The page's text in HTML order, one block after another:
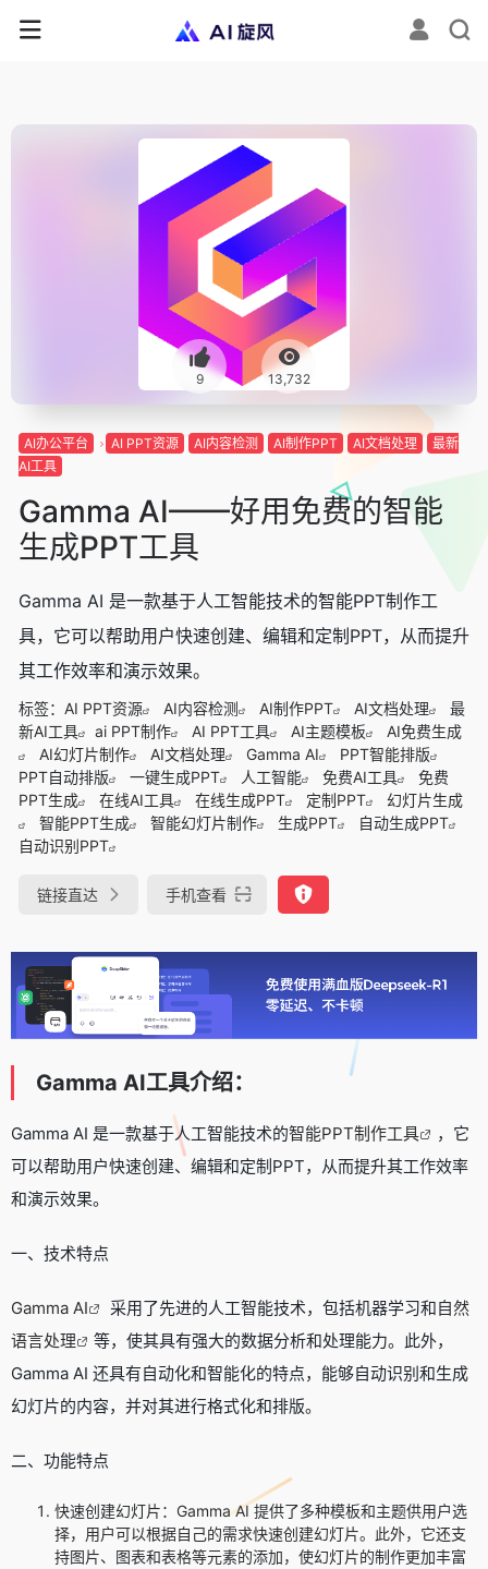
9 13,732
AI办公平台 AI PPT资源 AI内容检测 AI制作PPT AI文档处理
最新
AI工具
Gamma AI——好用免费的智能
生成PPT工具
Gamma AI 是一款基于人工智能技术的智能PPT制作工
具，它可以帮助用户快速创建、编辑和定制PPT，从而提升
其工作效率和演示效果。
标签： AI PPT资源 AI内容检测 AI制作PPT AI文档处理
最
新AI工具
ai PPT制作 AI PPT工具 AI主题模板
AI免费生成
AI幻灯片制作
AI文档处理 Gamma AI
PPT智能排版
PPT自动排版
一键生成PPT 人工智能 免费AI工具
免费
PPT生成
在线AI工具 在线生成PPT 定制PPT
幻灯片生成
智能PPT生成
智能幻灯片制作 生成PPT
自动生成PPT
自动识别PPT
链接直达 手机查看
Gamma AI工具介绍：
Gamma AI 是一款基于人工智能技术的智能PPT制作工具
，它
可以帮助用户快速创建、编辑和定制PPT，从而提升其工作效率
和演示效果。
一、技术特点
Gamma AI 采用了先进的人工智能技术，包括机器学习和自然
语言处理
等，使其具有强大的数据分析和处理能力。此外，
Gamma AI 还具有自动化和智能化的特点，能够自动识别和生成
幻灯片的内容，并对其进行格式化和排版。
二、功能特点
快速创建幻灯片：Gamma AI 提供了多种模板和主题供用户选
择，用户可以根据自己的需求快速创建幻灯片。此外，它还支
持图片、图表和表格等元素的添加，使幻灯片的制作更加丰富